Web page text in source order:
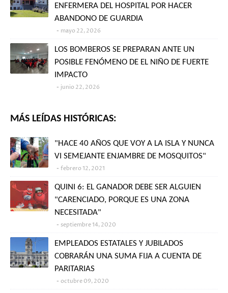
ENFERMERA DEL HOSPITAL POR HACER
ABANDONO DE GUARDIA
mayo 22, 2026
LOS BOMBEROS SE PREPARAN ANTE UN
POSIBLE FENÓMENO DE EL NIÑO DE FUERTE
IMPACTO
junio 22, 2026
MÁS LEÍDAS HISTÓRICAS:
"HACE 40 AÑOS QUE VOY A LA ISLA Y NUNCA
VI SEMEJANTE ENJAMBRE DE MOSQUITOS"
febrero 12, 2021
QUINI 6: EL GANADOR DEBE SER ALGUIEN
"CARENCIADO, PORQUE ES UNA ZONA
NECESITADA"
septiembre 14, 2020
EMPLEADOS ESTATALES Y JUBILADOS
COBRARÁN UNA SUMA FIJA A CUENTA DE
PARITARIAS
octubre 09, 2020